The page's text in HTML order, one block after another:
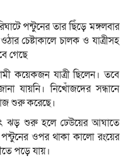
পন্টুনের তার ছিঁড়ে মঙ্গলবার
চেষ্টাকালে চালক ও যাত্রীসহ
গেছে
কয়েকজন যাত্রী ছিলেন। তবে
যায়নি। নিখোঁজদের সন্ধানে
শুরু করেছে।
ঝড় শুরু হলে ঢেউয়ের আঘাতে
ওপর থাকা কালো রংয়ের
পড়ে যায়।